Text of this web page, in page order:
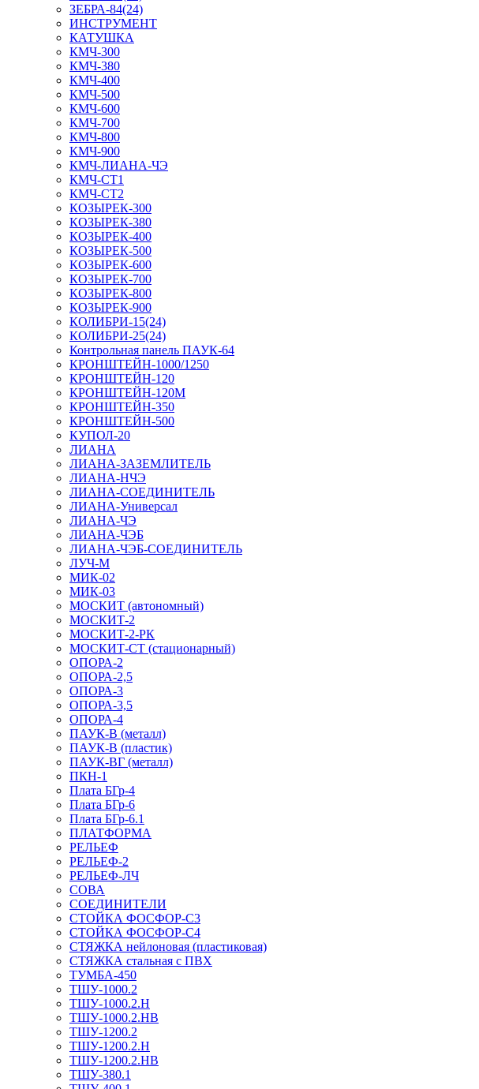
ЗЕБРА-84(24)
ИНСТРУМЕНТ
КАТУШКА
КМЧ-300
КМЧ-380
КМЧ-400
КМЧ-500
КМЧ-600
КМЧ-700
КМЧ-800
КМЧ-900
КМЧ-ЛИАНА-ЧЭ
КМЧ-СТ1
КМЧ-СТ2
КОЗЫРЕК-300
КОЗЫРЕК-380
КОЗЫРЕК-400
КОЗЫРЕК-500
КОЗЫРЕК-600
КОЗЫРЕК-700
КОЗЫРЕК-800
КОЗЫРЕК-900
КОЛИБРИ-15(24)
КОЛИБРИ-25(24)
Контрольная панель ПАУК-64
КРОНШТЕЙН-1000/1250
КРОНШТЕЙН-120
КРОНШТЕЙН-120М
КРОНШТЕЙН-350
КРОНШТЕЙН-500
КУПОЛ-20
ЛИАНА
ЛИАНА-ЗАЗЕМЛИТЕЛЬ
ЛИАНА-НЧЭ
ЛИАНА-СОЕДИНИТЕЛЬ
ЛИАНА-Универсал
ЛИАНА-ЧЭ
ЛИАНА-ЧЭБ
ЛИАНА-ЧЭБ-СОЕДИНИТЕЛЬ
ЛУЧ-М
МИК-02
МИК-03
МОСКИТ (автономный)
МОСКИТ-2
МОСКИТ-2-РК
МОСКИТ-СТ (стационарный)
ОПОРА-2
ОПОРА-2,5
ОПОРА-3
ОПОРА-3,5
ОПОРА-4
ПАУК-В (металл)
ПАУК-В (пластик)
ПАУК-ВГ (металл)
ПКН-1
Плата БГр-4
Плата БГр-6
Плата БГр-6.1
ПЛАТФОРМА
РЕЛЬЕФ
РЕЛЬЕФ-2
РЕЛЬЕФ-ЛЧ
СОВА
СОЕДИНИТЕЛИ
СТОЙКА ФОСФОР-С3
СТОЙКА ФОСФОР-С4
СТЯЖКА нейлоновая (пластиковая)
СТЯЖКА стальная с ПВХ
ТУМБА-450
ТШУ-1000.2
ТШУ-1000.2.Н
ТШУ-1000.2.НВ
ТШУ-1200.2
ТШУ-1200.2.Н
ТШУ-1200.2.НВ
ТШУ-380.1